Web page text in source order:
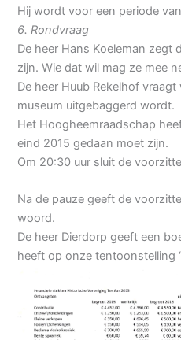
Hij wordt voor een periode
6. Rondvraag
De heer Hans Koeleman zegt
zijn. Wie dat wil mag ze mee
De heer Huub Rekelhof
museum uitgebaggerd wordt.
Het Hoogheemraadschap
eind 2015 gedaan moet zijn.
Om 20:30 uur sluit de
Na de pauze geeft de
woord.
De heer Dierdorp geeft een
heeft op onze tentoonstelling